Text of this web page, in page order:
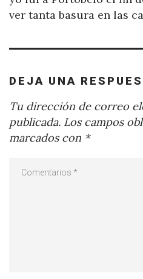
ver tanta basura en las
DEJA UNA
Tu dirección de correo
publicada. Los campos
marcados con *